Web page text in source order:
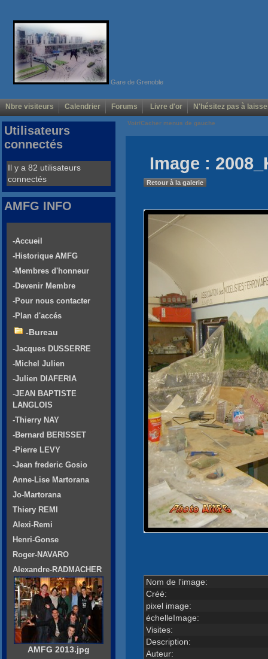
Gare de Grenoble
Nbre visiteurs Calendrier Forums Livre d'or N'hésitez pas à
Voir/Cacher menus de gauche
Image :
Retour à la galerie
Nom de l'image:
Créé:
pixel image:
échelleImage:
Visites:
Description:
Auteur:
Utilisateurs
connectés
Il y a 82 utilisateurs
connectés
AMFG INFO
-Accueil
-Historique AMFG
-Membres d'honneur
-Devenir Membre
-Pour nous contacter
-Plan d'accés
-Bureau
-Jacques DUSSERRE
-Michel Julien
-Julien DIAFERIA
-JEAN BAPTISTE
LANGLOIS
-Thierry NAY
-Bernard BERISSET
-Pierre LEVY
-Jean frederic Gosio
Anne-Lise Martorana
Jo-Martorana
Thiery REMI
Alexi-Remi
Henri-Gonse
Roger-NAVARO
Alexandre-RADMACHER
AMFG 2013.jpg